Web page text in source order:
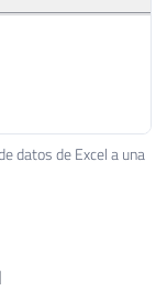
datos de Excel a una